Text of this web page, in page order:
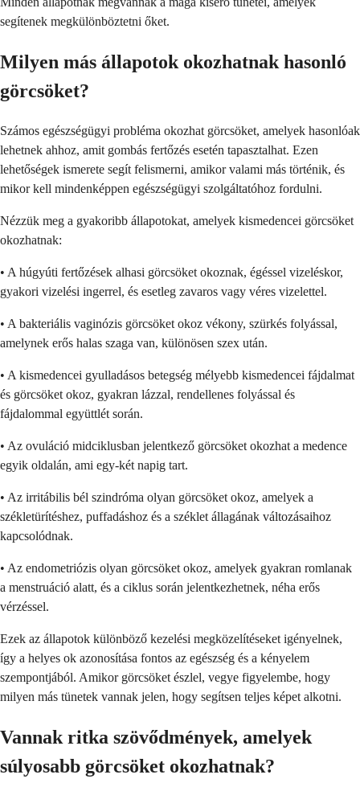
segítenek megkülönböztetni őket.
Milyen más állapotok okozhatnak hasonló
görcsöket?
Számos egészségügyi probléma okozhat görcsöket, amelyek hasonlóak
lehetnek ahhoz, amit gombás fertőzés esetén tapasztalhat. Ezen
lehetőségek ismerete segít felismerni, amikor valami más történik, és
mikor kell mindenképpen egészségügyi szolgáltatóhoz fordulni.
Nézzük meg a gyakoribb állapotokat, amelyek kismedencei görcsöket
okozhatnak:
• A húgyúti fertőzések alhasi görcsöket okoznak, égéssel vizeléskor,
gyakori vizelési ingerrel, és esetleg zavaros vagy véres vizelettel.
• A bakteriális vaginózis görcsöket okoz vékony, szürkés folyással,
amelynek erős halas szaga van, különösen szex után.
• A kismedencei gyulladásos betegség mélyebb kismedencei fájdalmat
és görcsöket okoz, gyakran lázzal, rendellenes folyással és
fájdalommal együttlét során.
• Az ovuláció midciklusban jelentkező görcsöket okozhat a medence
egyik oldalán, ami egy-két napig tart.
• Az irritábilis bél szindróma olyan görcsöket okoz, amelyek a
székletürítéshez, puffadáshoz és a széklet állagának változásaihoz
kapcsolódnak.
• Az endometriózis olyan görcsöket okoz, amelyek gyakran romlanak
a menstruáció alatt, és a ciklus során jelentkezhetnek, néha erős
vérzéssel.
Ezek az állapotok különböző kezelési megközelítéseket igényelnek,
így a helyes ok azonosítása fontos az egészség és a kényelem
szempontjából. Amikor görcsöket észlel, vegye figyelembe, hogy
milyen más tünetek vannak jelen, hogy segítsen teljes képet alkotni.
Vannak ritka szövődmények, amelyek
súlyosabb görcsöket okozhatnak?